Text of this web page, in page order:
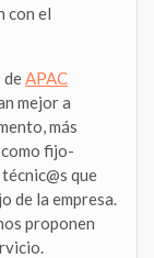
con el
deAPAC
mejor a
más
fijo-
que
de la empresa.
proponen